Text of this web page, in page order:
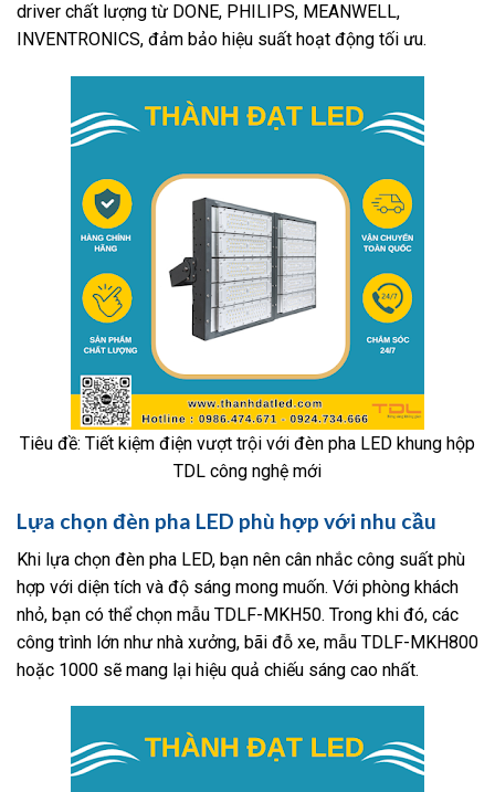
driver chất lượng từ DONE, PHILIPS, MEANWELL,
INVENTRONICS, đảm bảo hiệu suất hoạt động tối ưu.
Tiêu đề: Tiết kiệm điện vượt trội với đèn pha LED khung hộp
TDL công nghệ mới
Lựa chọn đèn pha LED phù hợp với nhu cầu
Khi lựa chọn đèn pha LED, bạn nên cân nhắc công suất phù
hợp với diện tích và độ sáng mong muốn. Với phòng khách
nhỏ, bạn có thể chọn mẫu TDLF-MKH50. Trong khi đó, các
công trình lớn như nhà xưởng, bãi đỗ xe, mẫu TDLF-MKH800
hoặc 1000 sẽ mang lại hiệu quả chiếu sáng cao nhất.